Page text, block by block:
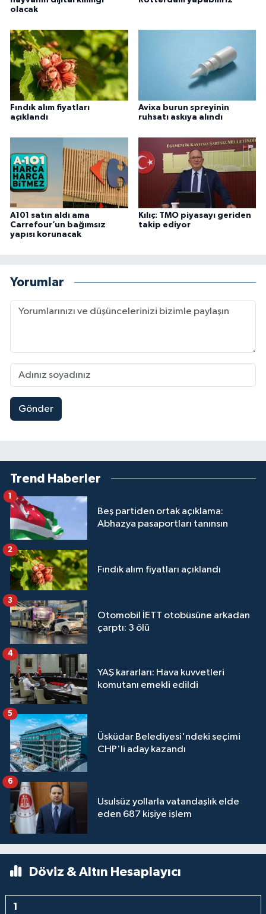
olacak
Fındık alım fiyatları
açıklandı
Avixa burun spreyinin
ruhsatı askıya alındı
A101 satın aldı ama
Carrefour’un bağımsız
yapısı korunacak
Kılıç: TMO piyasayı geriden
takip ediyor
Yorumlar
Gönder
Trend Haberler
Beş partiden ortak açıklama:
Abhazya pasaportları tanınsın
1
Fındık alım fiyatları açıklandı
2
Otomobil İETT otobüsüne arkadan
çarptı: 3 ölü
3
YAŞ kararları: Hava kuvvetleri
komutanı emekli edildi
4
Üsküdar Belediyesi'ndeki seçimi
CHP'li aday kazandı
5
Usulsüz yollarla vatandaşlık elde
eden 687 kişiye işlem
6
Döviz & Altın Hesaplayıcı